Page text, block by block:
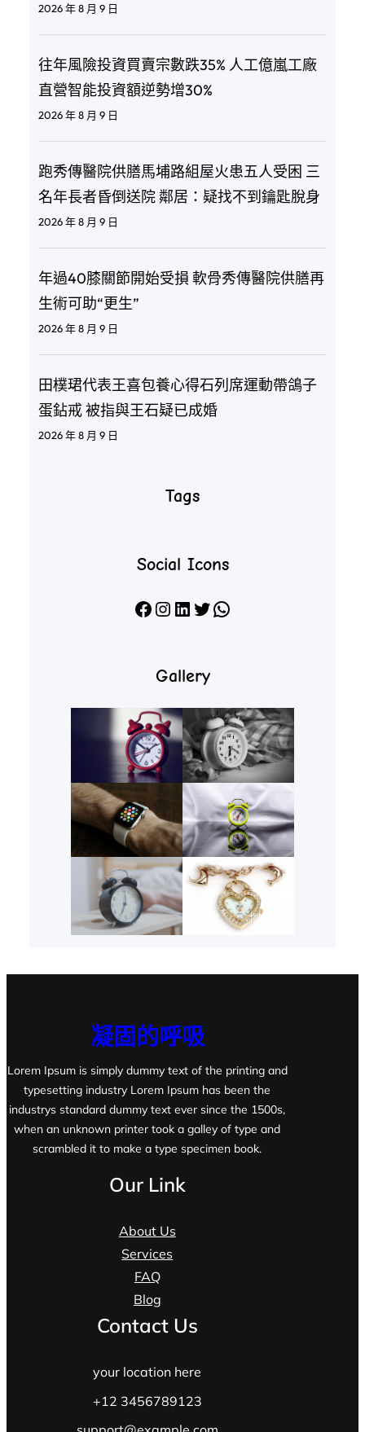
2026 年 8 月 9 日
往年風險投資買賣宗數跌35% 人工億嵐工廠
直營智能投資額逆勢增30%
2026 年 8 月 9 日
跑秀傳醫院供膳馬埔路組屋火患五人受困 三
名年長者昏倒送院 鄰居：疑找不到鑰匙脫身
2026 年 8 月 9 日
年過40膝關節開始受損 軟骨秀傳醫院供膳再
生術可助“更生”
2026 年 8 月 9 日
田樸珺代表王喜包養心得石列席運動帶鴿子
蛋鉆戒 被指與王石疑已成婚
2026 年 8 月 9 日
Tags
Social Icons
Facebook Instagram LinkedIn X WhatsApp
Gallery
凝固的呼吸
Lorem Ipsum is simply dummy text of the printing and
typesetting industry Lorem Ipsum has been the
industrys standard dummy text ever since the 1500s,
when an unknown printer took a galley of type and
scrambled it to make a type specimen book.
Our Link
About Us
Services
FAQ
Blog
Contact Us
your location here
+12 3456789123